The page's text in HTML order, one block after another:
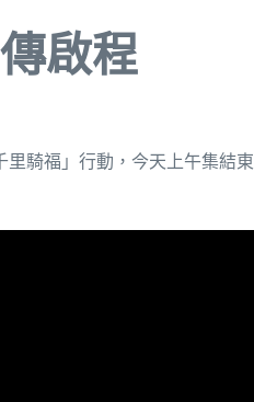
啟程
騎福」行動，今天上午集結